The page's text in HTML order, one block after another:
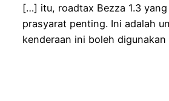
[…] itu, roadtax Bezza 1.3
prasyarat penting. Ini adalah
kenderaan ini boleh